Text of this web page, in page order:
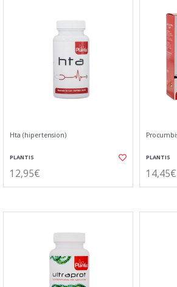
Hta (hipertension)
PLANTIS
12,95€
PLANTIS
14,45€